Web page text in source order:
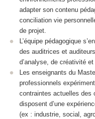
adapter son contenu
conciliation vie
de projet.
L’équipe pédagogique
des auditrices et
d’analyse, de créativité
Les enseignants du
professionnels
contraintes actuelles des
disposent d’une
(ex : industrie, social,